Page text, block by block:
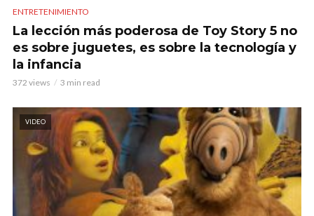
ENTRETENIMIENTO
La lección más poderosa de Toy Story 5 no
es sobre juguetes, es sobre la tecnología y
la infancia
372 views 3 min read
VIDEO